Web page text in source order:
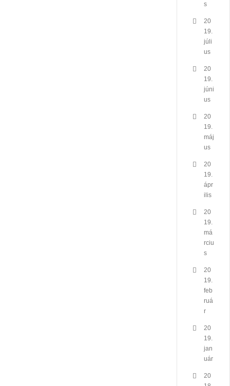
s
20
19.
júli
us
20
19.
júni
us
20
19.
máj
us
20
19.
ápr
ilis
20
19.
má
rciu
s
20
19.
feb
ruá
r
20
19.
jan
uár
20